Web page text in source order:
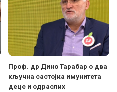
Проф. др Дино Тарабар о два
кључна састојка имунитета
деце и одраслих